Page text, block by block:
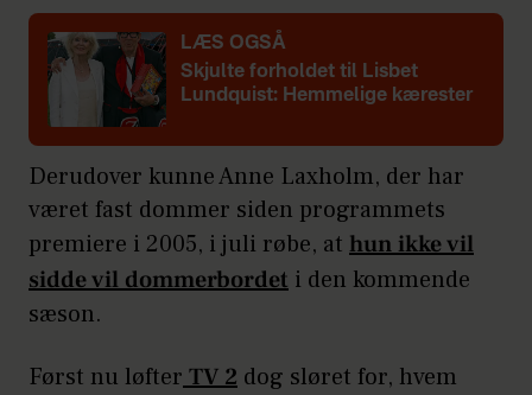
LÆS OGSÅ
Skjulte forholdet til Lisbet
Lundquist: Hemmelige kærester
Derudover kunne Anne Laxholm, der har
været fast dommer siden programmets
premiere i 2005, i juli røbe, at hun ikke vil
sidde vil dommerbordet i den kommende
sæson.
Først nu løfterTV 2 dog sløret for, hvem